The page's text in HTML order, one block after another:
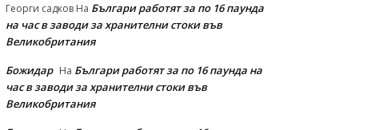
Георги садков На Българи работят за по 16 паунда
на час в заводи за хранителни стоки във
Великобритания
Божидар На Българи работят за по 16 паунда на
час в заводи за хранителни стоки във
Великобритания